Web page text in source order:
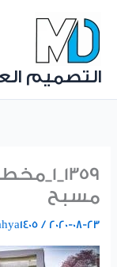
content
التصميم
مسبح
/ 2020-08-23